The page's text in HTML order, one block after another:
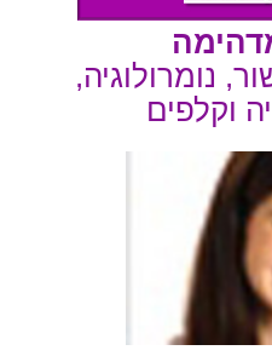
נומרולוגיה,
וקלפים